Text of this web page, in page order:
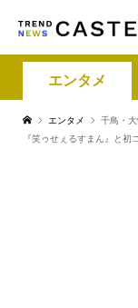
エンタメ
エンタメ
千鳥・
『笑ゥせぇるすまん』と初